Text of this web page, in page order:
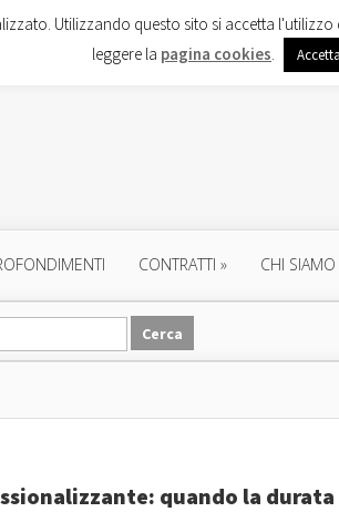
CONTRATTI » CHI SIAMO
quando la durata
Utilizzando questo sito si accetta
leggere la pagina cookies.